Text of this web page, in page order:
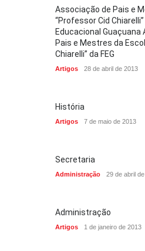
Associação de Pais e
“Professor Cid
Educacional Guaçuana
Pais e Mestres da
Chiarelli” da FEG
Artigos 28 de abril de 2013
História
Artigos 7 de maio de 2013
Secretaria
Administração 29 de abril
Administração
Artigos 1 de janeiro de 2013